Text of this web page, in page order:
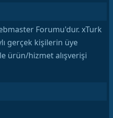
Forumu'dur. xTurk
gerçek kişilerin üye
ürün/hizmet alışverişi